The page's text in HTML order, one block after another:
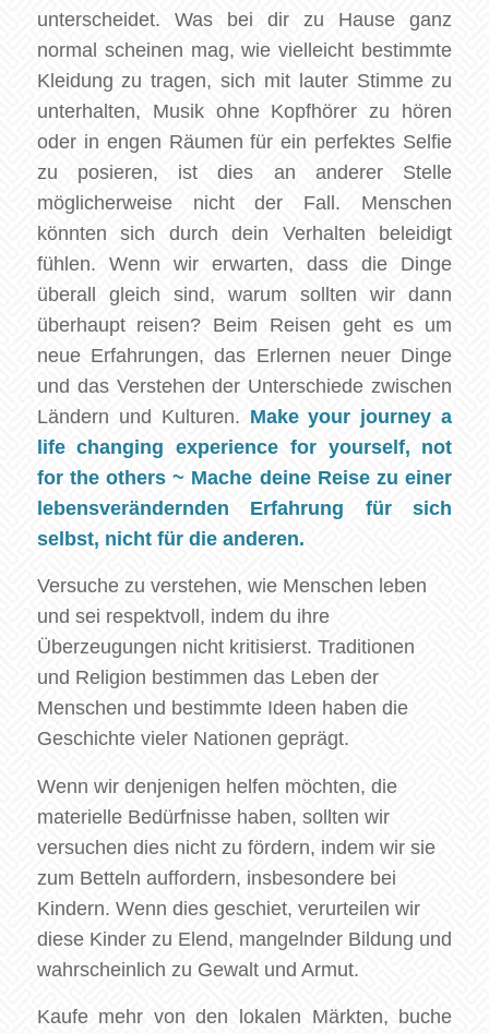
unterscheidet. Was bei dir zu Hause ganz
normal scheinen mag, wie vielleicht bestimmte
Kleidung zu tragen, sich mit lauter Stimme zu
unterhalten, Musik ohne Kopfhörer zu hören
oder in engen Räumen für ein perfektes Selfie
zu posieren, ist dies an anderer Stelle
möglicherweise nicht der Fall. Menschen
könnten sich durch dein Verhalten beleidigt
fühlen. Wenn wir erwarten, dass die Dinge
überall gleich sind, warum sollten wir dann
überhaupt reisen? Beim Reisen geht es um
neue Erfahrungen, das Erlernen neuer Dinge
und das Verstehen der Unterschiede zwischen
Ländern und Kulturen. Make your journey a
life changing experience for yourself, not
for the others ~ Mache deine Reise zu einer
lebensverändernden Erfahrung für sich
selbst, nicht für die anderen.
Versuche zu verstehen, wie Menschen leben
und sei respektvoll, indem du ihre
Überzeugungen nicht kritisierst. Traditionen
und Religion bestimmen das Leben der
Menschen und bestimmte Ideen haben die
Geschichte vieler Nationen geprägt.
Wenn wir denjenigen helfen möchten, die
materielle Bedürfnisse haben, sollten wir
versuchen dies nicht zu fördern, indem wir sie
zum Betteln auffordern, insbesondere bei
Kindern. Wenn dies geschiet, verurteilen wir
diese Kinder zu Elend, mangelnder Bildung und
wahrscheinlich zu Gewalt und Armut.
Kaufe mehr von den lokalen Märkten, buche